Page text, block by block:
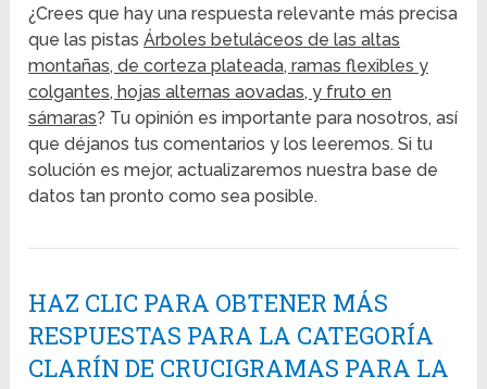
¿Crees que hay una respuesta relevante más precisa
que las pistasÁrboles betuláceos de las altas
montañas, de corteza plateada, ramas flexibles y
colgantes, hojas alternas aovadas, y fruto en
sámaras? Tu opinión es importante para nosotros, así
que déjanos tus comentarios y los leeremos. Si tu
solución es mejor, actualizaremos nuestra base de
datos tan pronto como sea posible.
HAZ CLIC PARA OBTENER MÁS
RESPUESTAS PARA LA CATEGORÍA
CLARÍN DE CRUCIGRAMAS PARA LA